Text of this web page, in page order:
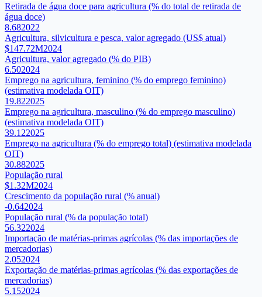
Retirada de água doce para agricultura (% do total de retirada de
água doce)
8.682022
Agricultura, silvicultura e pesca, valor agregado (US$ atual)
$147.72M2024
Agricultura, valor agregado (% do PIB)
6.502024
Emprego na agricultura, feminino (% do emprego feminino)
(estimativa modelada OIT)
19.822025
Emprego na agricultura, masculino (% do emprego masculino)
(estimativa modelada OIT)
39.122025
Emprego na agricultura (% do emprego total) (estimativa modelada
OIT)
30.882025
População rural
$1.32M2024
Crescimento da população rural (% anual)
-0.642024
População rural (% da população total)
56.322024
Importação de matérias-primas agrícolas (% das importações de
mercadorias)
2.052024
Exportação de matérias-primas agrícolas (% das exportações de
mercadorias)
5.152024